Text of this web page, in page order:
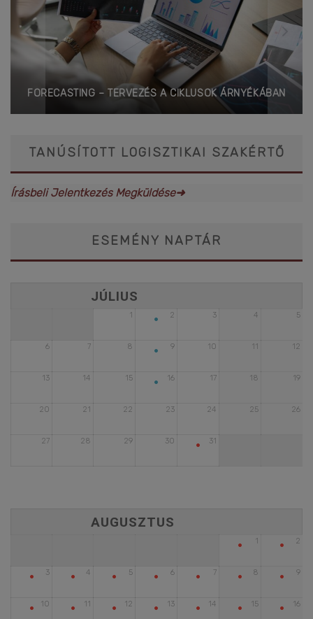
FORECASTING – TERVEZÉS A CIKLUSOK ÁRNYÉKÁBAN
TANÚSÍTOTT LOGISZTIKAI SZAKÉRTŐ
Írásbeli Jelentkezés Megküldése➜
ESEMÉNY NAPTÁR
1 2
• 3 4 5
6 7 8 9
• 10 11 12
13 14 15 16
• 17 18 19
20 21 22 23 24 25 26
27 28 29 30 31
•
1
• 2
•
3
• 4
• 5
• 6
• 7
• 8
• 9
•
10
• 11
• 12
• 13
• 14
• 15
• 16
•